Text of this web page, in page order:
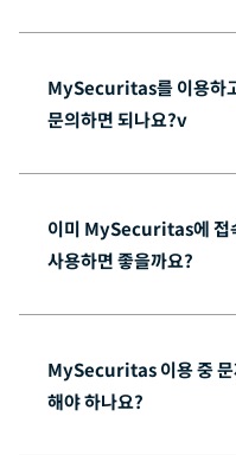
MySecuritas를 이용하
문의하면 되나요?v
이미 MySecuritas에 접
사용하면 좋을까요?
MySecuritas 이용 중 문
해야 하나요?